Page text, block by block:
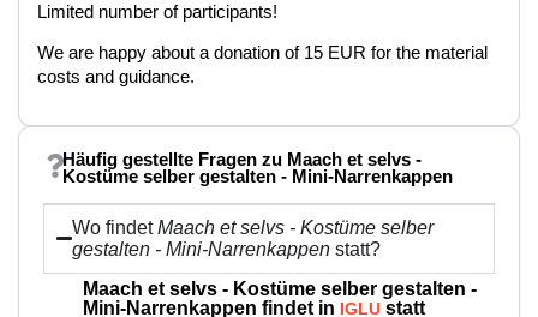
Limited number of participants!
We are happy about a donation of 15 EUR for the material
costs and guidance.
Häufig gestellte Fragen zu Maach et selvs -
Kostüme selber gestalten - Mini-Narrenkappen
Wo findetMaach et selvs - Kostüme selber
gestalten - Mini-Narrenkappen statt?
Maach et selvs - Kostüme selber gestalten -
Mini-Narrenkappen findet in IGLU statt